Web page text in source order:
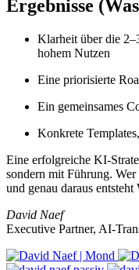
Ergebnisse
Klarheit über die
hohem Nutzen
Eine priorisierte
Ein gemeinsames
Konkrete
Eine erfolgreiche KI-
sondern mit Führung.
und genau daraus
David Naef
Executive Partner, AI-